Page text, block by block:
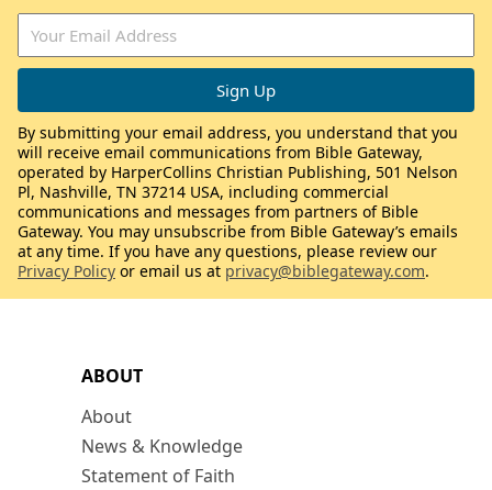
ABOUT
About
News & Knowledge
Statement of Faith
By submitting your email address, you understand that you
will receive email communications from Bible Gateway,
operated by HarperCollins Christian Publishing, 501 Nelson
Pl, Nashville, TN 37214 USA, including commercial
communications and messages from partners of Bible
Gateway. You may unsubscribe from Bible Gateway’s emails
at any time. If you have any questions, please review our
Privacy Policy or email us at privacy@biblegateway.com.